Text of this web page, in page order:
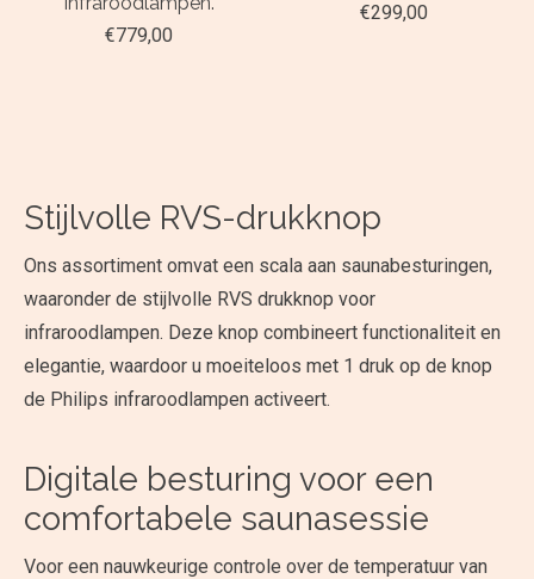
€779,00
€299,00
Stijlvolle RVS-drukknop
Ons assortiment omvat een scala aan saunabesturingen,
waaronder de stijlvolle RVS drukknop voor
infraroodlampen. Deze knop combineert functionaliteit en
elegantie, waardoor u moeiteloos met 1 druk op de knop
de Philips infraroodlampen activeert.
Digitale besturing voor een
comfortabele saunasessie
Voor een nauwkeurige controle over de temperatuur van